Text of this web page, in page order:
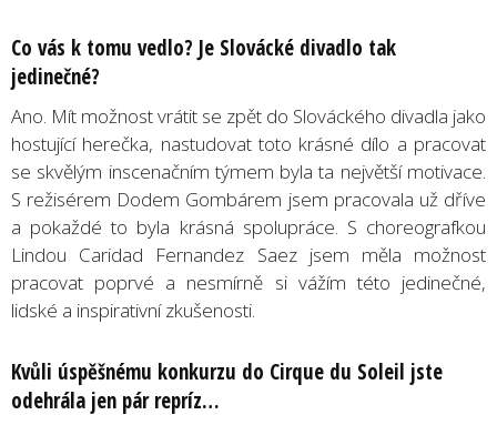
Co vás k tomu vedlo? Je Slovácké divadlo tak
jedinečné?
Ano. Mít možnost vrátit se zpět do Slováckého divadla jako
hostující herečka, nastudovat toto krásné dílo a pracovat
se skvělým inscenačním týmem byla ta největší motivace.
S režisérem Dodem Gombárem jsem pracovala už dříve
a pokaždé to byla krásná spolupráce. S choreografkou
Lindou Caridad Fernandez Saez jsem měla možnost
pracovat poprvé a nesmírně si vážím této jedinečné,
lidské a inspirativní zkušenosti.
Kvůli úspěšnému konkurzu do Cirque du Soleil jste
odehrála jen pár repríz…